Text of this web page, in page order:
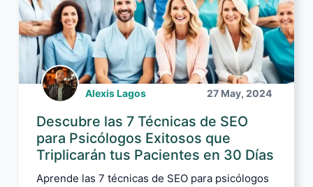
Alexis Lagos 27 May, 2024
Descubre las 7 Técnicas de SEO
para Psicólogos Exitosos que
Triplicarán tus Pacientes en 30 Días
Aprende las 7 técnicas de SEO para psicólogos